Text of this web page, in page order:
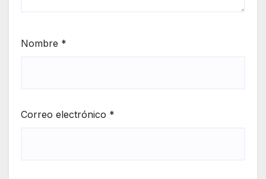
Nombre *
Correo electrónico *